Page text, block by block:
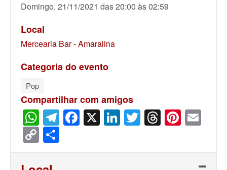
Domingo, 21/11/2021 das 20:00 às 02:59
Local
Mercearia Bar - Amaralina
Categoria do evento
Pop
Compartilhar com amigos
WhatsApp
Telegram
Facebook
X LinkedIn
Twitter
Threads
Copy
Link